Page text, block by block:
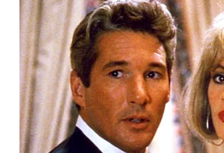
WN
SOLO
WN
BOROBUDUR
WN